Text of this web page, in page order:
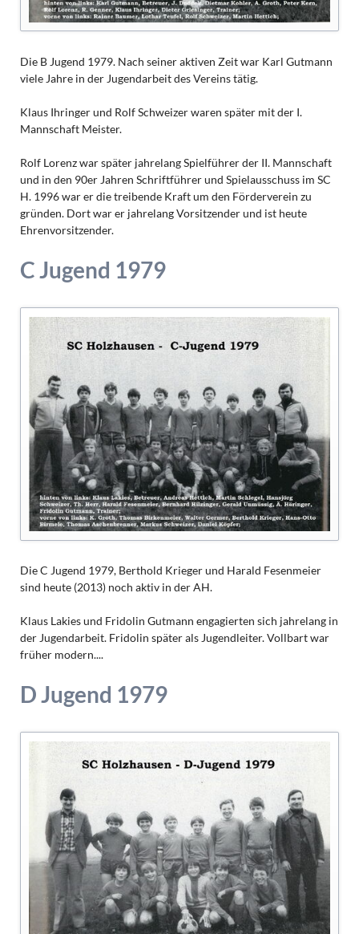
Die B Jugend 1979. Nach seiner aktiven Zeit war Karl Gutmann
viele Jahre in der Jugendarbeit des Vereins tätig.
Klaus Ihringer und Rolf Schweizer waren später mit der I.
Mannschaft Meister.
Rolf Lorenz war später jahrelang Spielführer der II. Mannschaft
und in den 90er Jahren Schriftführer und Spielausschuss im SC
H. 1996 war er die treibende Kraft um den Förderverein zu
gründen. Dort war er jahrelang Vorsitzender und ist heute
Ehrenvorsitzender.
C Jugend 1979
Die C Jugend 1979, Berthold Krieger und Harald Fesenmeier
sind heute (2013) noch aktiv in der AH.
Klaus Lakies und Fridolin Gutmann engagierten sich jahrelang in
der Jugendarbeit. Fridolin später als Jugendleiter. Vollbart war
früher modern....
D Jugend 1979